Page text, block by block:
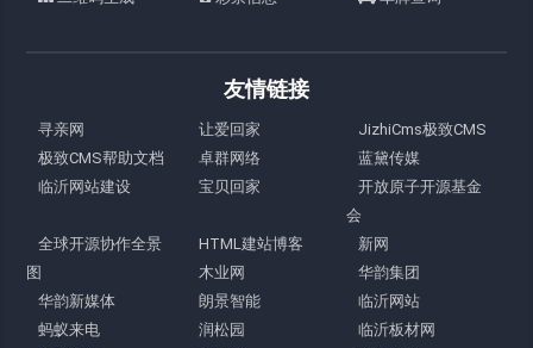
友情链接
寻亲网 让爱回家
JizhiCms极致CMS
极致CMS帮助文档
卓群网络
蓝黛传媒
临沂网站建设
宝贝回家
开放原子开源基金
会
全球开源协作全景
图
HTML建站博客
新网
木业网
华韵集团
华韵新媒体
朗景智能
临沂网站
蚂蚁来电
润松园
临沂板材网